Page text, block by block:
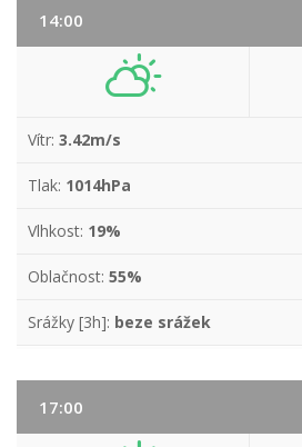
14:00
Vítr: 3.42m/s
Tlak: 1014hPa
Vlhkost: 19%
Oblačnost: 55%
Srážky [3h]: beze srážek
17:00